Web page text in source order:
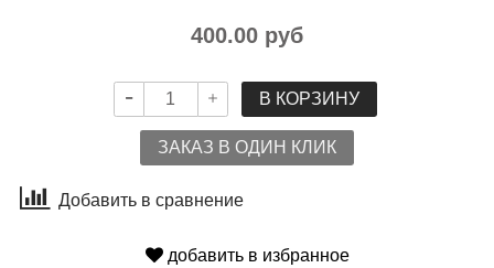
400.00 руб
В КОРЗИНУ
ЗАКАЗ В ОДИН КЛИК
Добавить в сравнение
добавить в избранное